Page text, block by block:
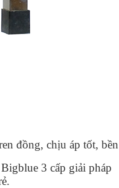
đồng, chịu áp tốt,
3 cấp giải pháp